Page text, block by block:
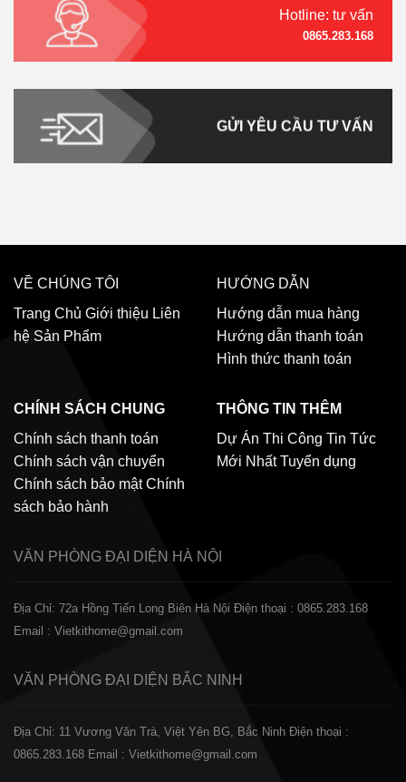
Hotline: tư vấn
0865.283.168
GỬI YÊU CẦU TƯ VẤN
VỀ CHÚNG TÔI
Trang Chủ Giới thiệu Liên
hệ Sản Phẩm
HƯỚNG DẪN
Hướng dẫn mua hàng
Hướng dẫn thanh toán
Hình thức thanh toán
CHÍNH SÁCH CHUNG
Chính sách thanh toán
Chính sách vận chuyển
Chính sách bảo mật Chính
sách bảo hành
THÔNG TIN THÊM
Dự Án Thi Công Tin Tức
Mới Nhất Tuyển dụng
VĂN PHÒNG ĐẠI DIỆN HÀ NỘI
Địa Chỉ: 72a Hồng Tiến Long Biên Hà Nội Điện thoại : 0865.283.168
Email : Vietkithome@gmail.com
VĂN PHÒNG ĐẠI DIỆN BẮC NINH
Địa Chỉ: 11 Vương Văn Trà, Việt Yên BG, Bắc Ninh Điện thoại :
0865.283.168 Email : Vietkithome@gmail.com